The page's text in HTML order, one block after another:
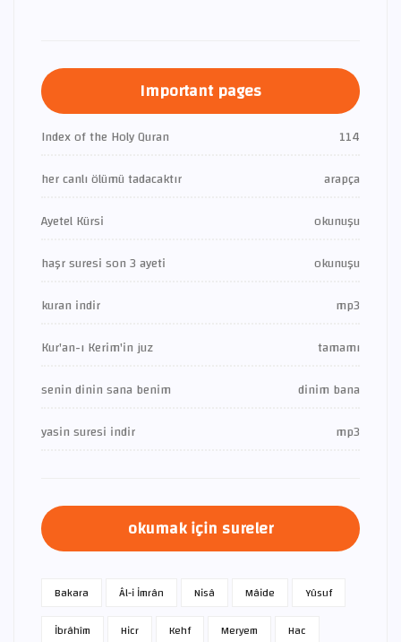
Important pages
Index of the Holy Quran
114
her canlı ölümü tadacaktır
arapça
Ayetel Kürsi
okunuşu
haşr suresi son 3 ayeti
okunuşu
kuran indir
mp3
Kur'an-ı Kerim'in juz
tamamı
senin dinin sana benim
dinim bana
yasin suresi indir
mp3
okumak için sureler
Bakara Âl-i İmrân Nisâ Mâide
Yûsuf
İbrâhîm
Hicr Kehf Meryem
Hac